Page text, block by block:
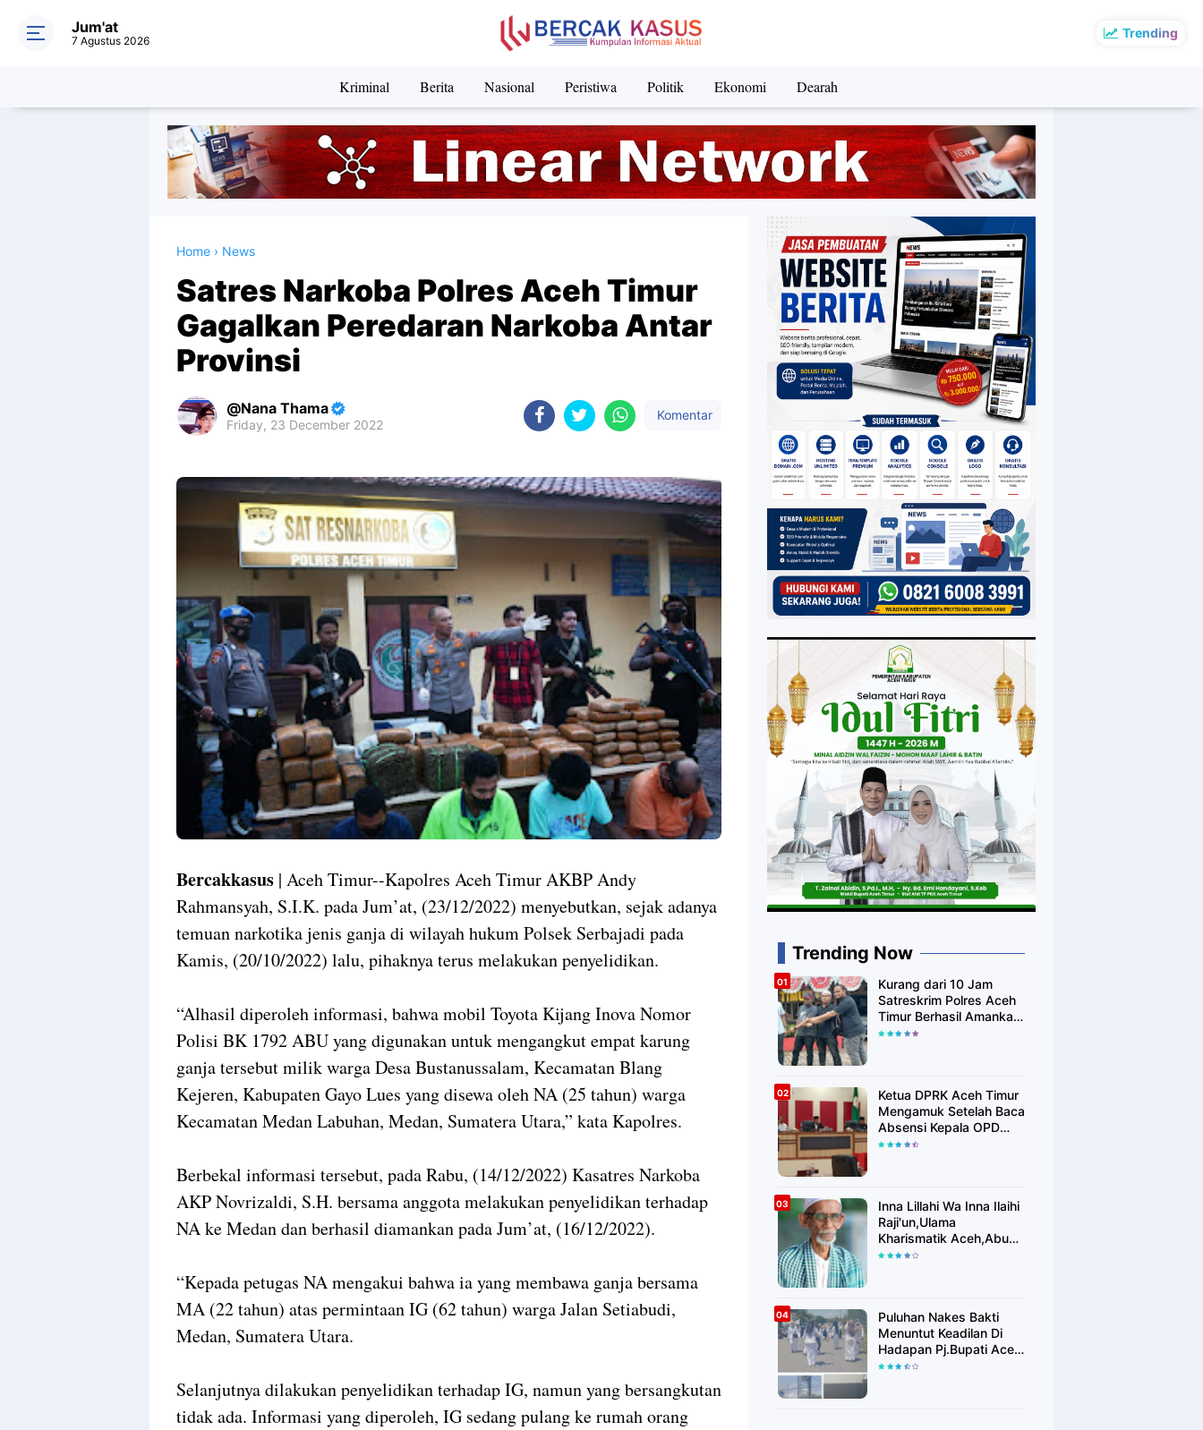
Trending
Jum'at
7 Agustus 2026
Kriminal Berita Nasional Peristiwa Politik Ekonomi Dearah
Home › News
Satres Narkoba Polres Aceh Timur
Gagalkan Peredaran Narkoba Antar
Provinsi
Nana Thama
Friday, 23 December 2022
Komentar
Bercakkasus | Aceh Timur--Kapolres Aceh Timur AKBP Andy
Rahmansyah, S.I.K. pada Jum’at, (23/12/2022) menyebutkan, sejak adanya
temuan narkotika jenis ganja di wilayah hukum Polsek Serbajadi pada
Kamis, (20/10/2022) lalu, pihaknya terus melakukan penyelidikan.
“Alhasil diperoleh informasi, bahwa mobil Toyota Kijang Inova Nomor
Polisi BK 1792 ABU yang digunakan untuk mengangkut empat karung
ganja tersebut milik warga Desa Bustanussalam, Kecamatan Blang
Kejeren, Kabupaten Gayo Lues yang disewa oleh NA (25 tahun) warga
Kecamatan Medan Labuhan, Medan, Sumatera Utara,” kata Kapolres.
Berbekal informasi tersebut, pada Rabu, (14/12/2022) Kasatres Narkoba
AKP Novrizaldi, S.H. bersama anggota melakukan penyelidikan terhadap
NA ke Medan dan berhasil diamankan pada Jum’at, (16/12/2022).
“Kepada petugas NA mengakui bahwa ia yang membawa ganja bersama
MA (22 tahun) atas permintaan IG (62 tahun) warga Jalan Setiabudi,
Medan, Sumatera Utara.
Selanjutnya dilakukan penyelidikan terhadap IG, namun yang bersangkutan
tidak ada. Informasi yang diperoleh, IG sedang pulang ke rumah orang
Trending Now
Kurang dari 10 Jam
Satreskrim Polres Aceh
Timur Berhasil Amankan
Diduga Pelaku
Ketua DPRK Aceh Timur
Mengamuk Setelah Baca
Absensi Kepala OPD
Banyak Yang Tidak
Inna Lillahi Wa Inna Ilaihi
Raji'un,Ulama
Kharismatik Aceh,Abu
Tu Min Blang Bladeh
Puluhan Nakes Bakti
Menuntut Keadilan Di
Hadapan Pj.Bupati Aceh
Timur